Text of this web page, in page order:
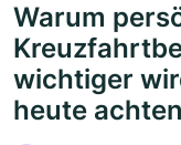
Warum
wichtiger
heute